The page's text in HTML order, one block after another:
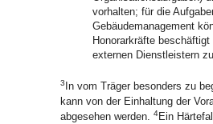
vorhalten; für die
Gebäudemanagement
Honorarkräfte
externen Dienstleistern
3 In vom Träger besonders zu
kann von der Einhaltung der
abgesehen werden. 4Ein